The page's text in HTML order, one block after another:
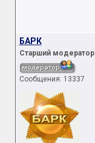
БАРК
Старший модератор
Сообщения: 13337